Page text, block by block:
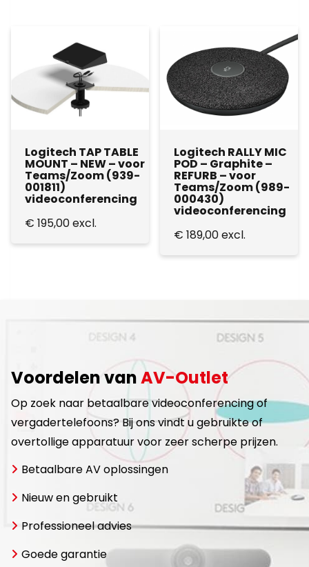
Logitech TAP TABLE
MOUNT – NEW – voor
Teams/Zoom (939-
001811)
videoconferencing
€ 195,00excl.
Logitech RALLY MIC
POD – Graphite –
REFURB – voor
Teams/Zoom (989-
000430)
videoconferencing
€ 189,00excl.
Voordelen vanAV-Outlet
Op zoek naar betaalbare videoconferencing of
vergadertelefoons? Bij ons vindt u gebruikte of
overtollige apparatuur voor zeer scherpe prijzen.
Betaalbare AV oplossingen
Nieuw en gebruikt
Professioneel advies
Goede garantie